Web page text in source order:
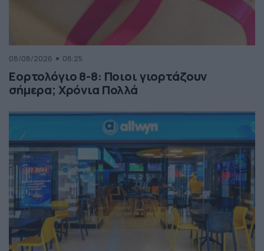
08/08/2026 08:25
Εορτολόγιο 8-8: Ποιοι γιορτάζουν
σήμερα; Χρόνια Πολλά